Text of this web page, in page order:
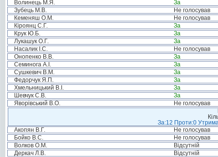
Волинець М.Я.
За
Зубець М.В.
Не голосував
Кеменяш О.М.
Не голосував
Кіроянц С.Г.
За
Крук Ю.Б.
За
Лукашук О.Г.
За
Насалик І.С.
Не голосував
Онопенко В.В.
За
Семинога А.І.
За
Сушкевич В.М.
За
Федорчук Я.П.
За
Хмельницький В.І.
За
Шевчук С.В.
За
Яворівський В.О.
Не голосував
За:12 Проти:0
Акопян В.Г.
Не голосував
Бойко В.С.
Не голосував
Волков О.М.
Відсутній
Деркач Л.В.
Відсутній